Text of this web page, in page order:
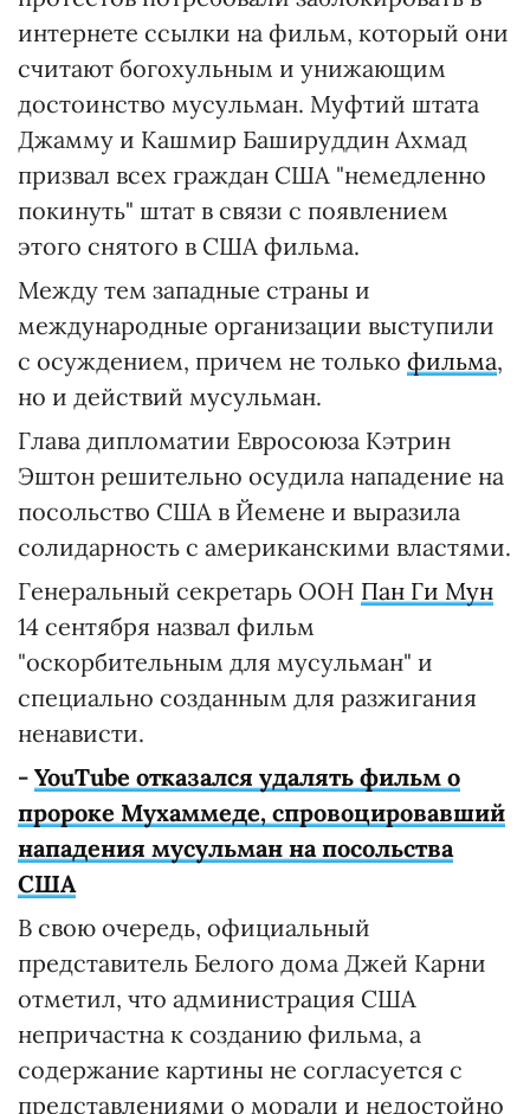
интернете ссылки на фильм, который они
считают богохульным и унижающим
достоинство мусульман. Муфтий штата
Джамму и Кашмир Башируддин Ахмад
призвал всех граждан США "немедленно
покинуть" штат в связи с появлением
этого снятого в США фильма.
Между тем западные страны и
международные организации выступили
с осуждением, причем не только фильма,
но и действий мусульман.
Глава дипломатии Евросоюза Кэтрин
Эштон решительно осудила нападение на
посольство США в Йемене и выразила
солидарность с американскими властями.
Генеральный секретарь ООН Пан Ги Мун
14 сентября назвал фильм
"оскорбительным для мусульман" и
специально созданным для разжигания
ненависти.
- YouTube отказался удалять фильм о
пророке Мухаммеде, спровоцировавший
нападения мусульман на посольства
США
В свою очередь, официальный
представитель Белого дома Джей Карни
отметил, что администрация США
непричастна к созданию фильма, а
содержание картины не согласуется с
представлениями о морали и недостойно